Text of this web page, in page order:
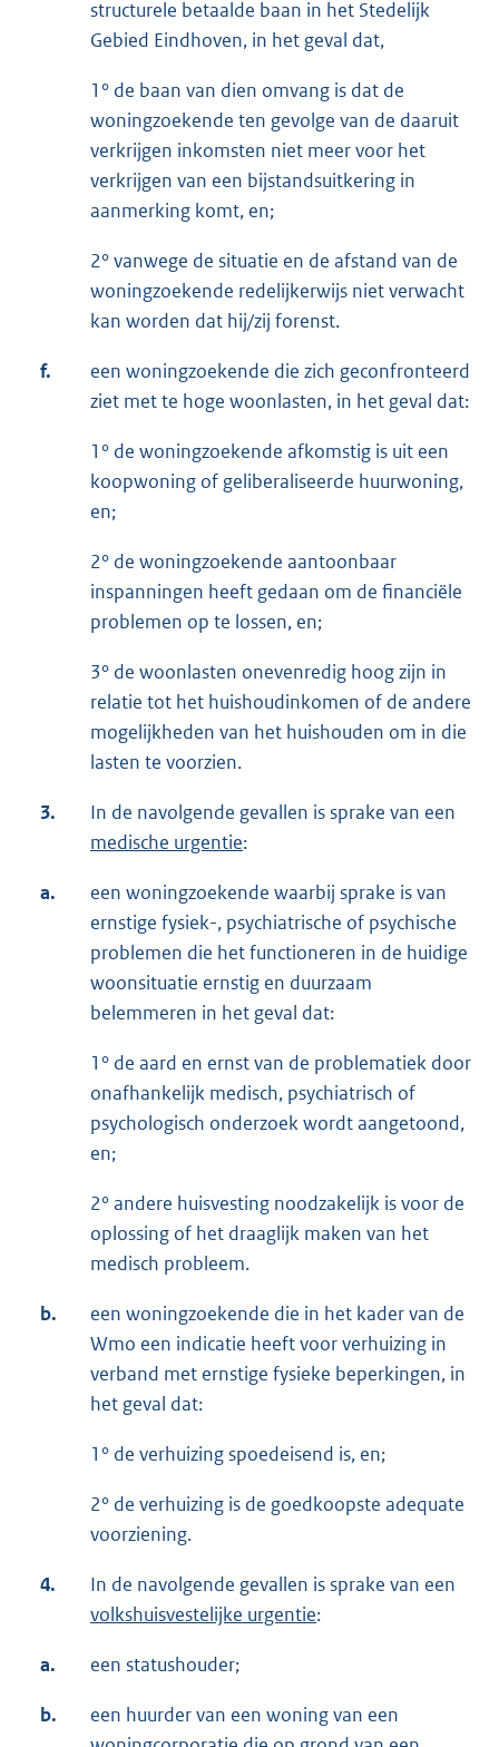
structurele betaalde baan in het Stedelijk
Gebied Eindhoven, in het geval dat,
1° de baan van dien omvang is dat de
woningzoekende ten gevolge van de daaruit
verkrijgen inkomsten niet meer voor het
verkrijgen van een bijstandsuitkering in
aanmerking komt, en;
2° vanwege de situatie en de afstand van de
woningzoekende redelijkerwijs niet verwacht
kan worden dat hij/zij forenst.
f.
een woningzoekende die zich geconfronteerd
ziet met te hoge woonlasten, in het geval dat:
1° de woningzoekende afkomstig is uit een
koopwoning of geliberaliseerde huurwoning,
en;
2° de woningzoekende aantoonbaar
inspanningen heeft gedaan om de financiële
problemen op te lossen, en;
3° de woonlasten onevenredig hoog zijn in
relatie tot het huishoudinkomen of de andere
mogelijkheden van het huishouden om in die
lasten te voorzien.
3.
In de navolgende gevallen is sprake van een
medische urgentie:
a.
een woningzoekende waarbij sprake is van
ernstige fysiek-, psychiatrische of psychische
problemen die het functioneren in de huidige
woonsituatie ernstig en duurzaam
belemmeren in het geval dat:
1° de aard en ernst van de problematiek door
onafhankelijk medisch, psychiatrisch of
psychologisch onderzoek wordt aangetoond,
en;
2° andere huisvesting noodzakelijk is voor de
oplossing of het draaglijk maken van het
medisch probleem.
b.
een woningzoekende die in het kader van de
Wmo een indicatie heeft voor verhuizing in
verband met ernstige fysieke beperkingen, in
het geval dat:
1° de verhuizing spoedeisend is, en;
2° de verhuizing is de goedkoopste adequate
voorziening.
4.
In de navolgende gevallen is sprake van een
volkshuisvestelijke urgentie:
a. een statushouder;
b.
een huurder van een woning van een